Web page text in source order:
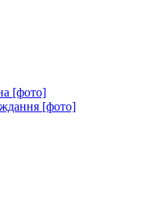
[фото]
[фото]